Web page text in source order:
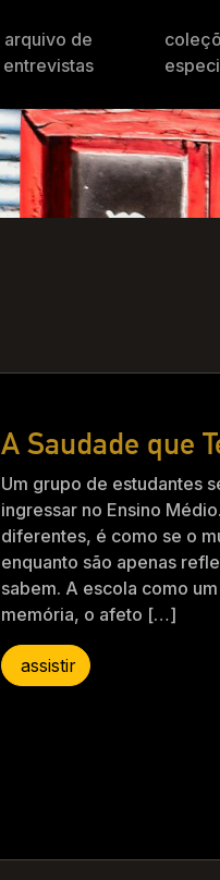
arquivo de
entrevistas
A Saudade que
Um grupo de estudantes
ingressar no Ensino
diferentes, é como se o
enquanto são apenas
sabem. A escola como
memória, o afeto […]
assistir